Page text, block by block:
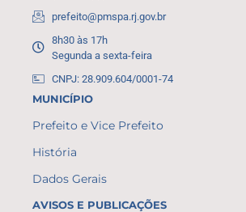
prefeito@pmspa.rj.gov.br
8h30 às 17h
Segunda a sexta-feira
CNPJ: 28.909.604/0001-74
MUNICÍPIO
Prefeito e Vice Prefeito
História
Dados Gerais
AVISOS E PUBLICAÇÕES